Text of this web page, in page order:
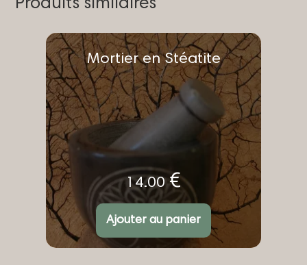
Produits similaires
Mortier en Stéatite
14.00€
Ajouter au panier